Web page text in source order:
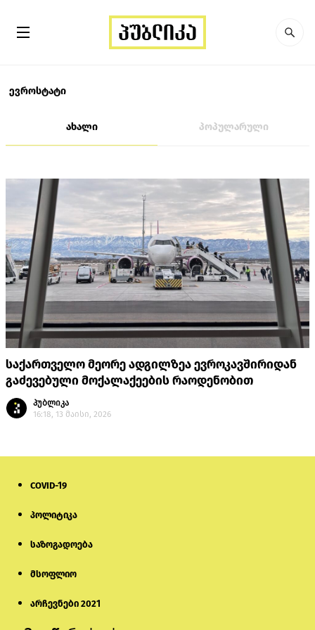
ევროსტატი
ახალი პოპულარული
საქართველო მეორე ადგილზეა ევროკავშირიდან
გაძევებული მოქალაქეების რაოდენობით
პუბლიკა
16:18, 13 მაისი, 2026
COVID-19
პოლიტიკა
საზოგადოება
მსოფლიო
არჩევნები 2021